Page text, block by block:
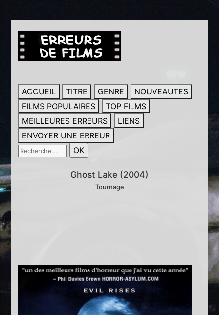
ACCUEIL TITRE GENRE
NOUVEAUTES
FILMS POPULAIRES
TOP FILMS
MEILLEURES ERREURS
LIENS
ENVOYER UNE ERREUR
Ghost Lake (2004)
Tournage